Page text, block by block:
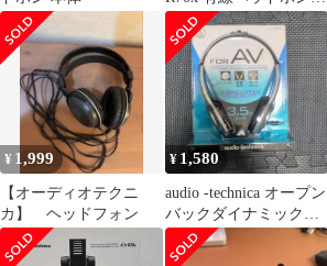
本体
¥ 1,999
【オーディオテクニ
カ】 ヘッドフォン
¥ 1,580
audio -technica オープン
バックダイナミックヘ
ッドホン 有線